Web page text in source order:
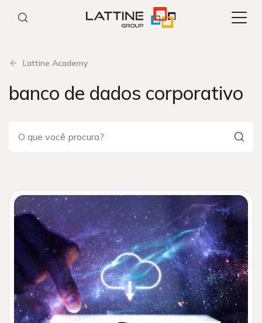
Lattine Academy
banco de dados corporativo